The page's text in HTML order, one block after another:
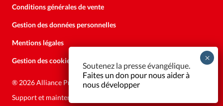
Conditions générales de vente
Gestion des données personnelles
Mentions légales
Gestion des cookies
® 2026 Alliance Presse
Support et maintenance:
Soutenez la presse évangélique.
Faites un don pour nous aider à
nous développer